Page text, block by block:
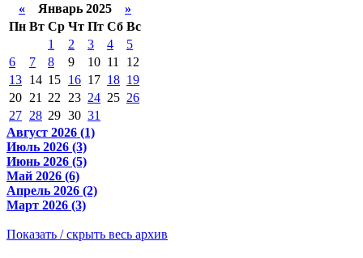
« Январь 2025 »
Пн Вт Ср Чт Пт Сб Вс
1
2 3 4
5
6
7 8 9 10 11
12
13 14 15 16 17 18 19
20 21 22 23 24 25 26
27 28 29 30 31
Август 2026 (1)
Июль 2026 (3)
Июнь 2026 (5)
Май 2026 (6)
Апрель 2026 (2)
Март 2026 (3)
Показать / скрыть весь архив